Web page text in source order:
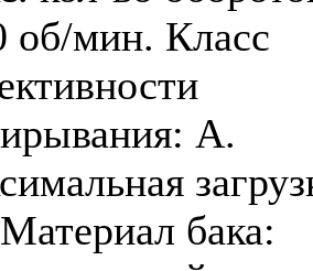
об/мин. Класс
A.
бака: